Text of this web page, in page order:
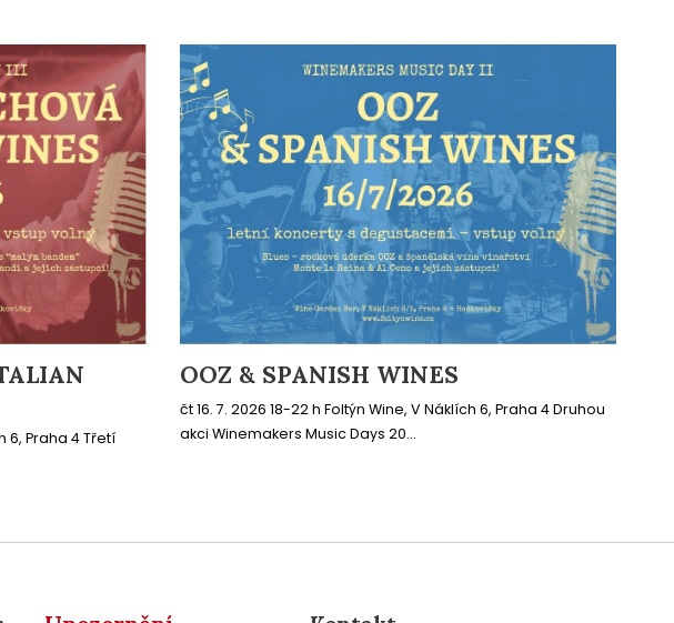
6, Praha 4 Třetí
OOZ & SPANISH WINES
čt 16. 7. 2026 18-22 h Foltýn Wine, V Náklích 6, Praha 4 Druhou
akci Winemakers Music Days 20...